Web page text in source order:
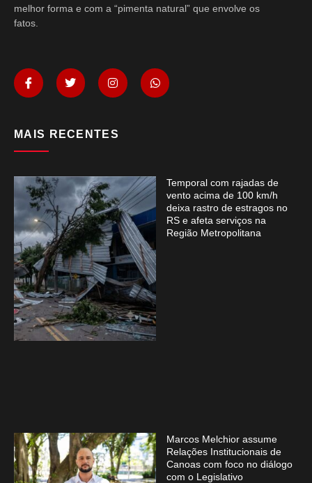
melhor forma e com a “pimenta natural” que envolve os
fatos.
MAIS RECENTES
Temporal com rajadas de
vento acima de 100 km/h
deixa rastro de estragos no
RS e afeta serviços na
Região Metropolitana
Marcos Melchior assume
Relações Institucionais de
Canoas com foco no diálogo
com o Legislativo